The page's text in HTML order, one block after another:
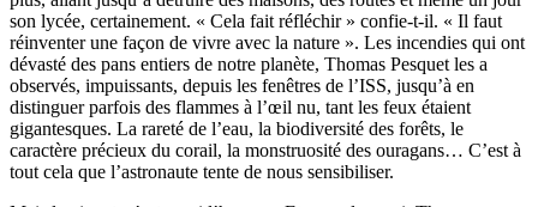
son lycée, certainement. « Cela fait réfléchir » confie-t-il. « Il faut
réinventer une façon de vivre avec la nature ». Les incendies qui ont
dévasté des pans entiers de notre planète, Thomas Pesquet les a
observés, impuissants, depuis les fenêtres de l’ISS, jusqu’à en
distinguer parfois des flammes à l’œil nu, tant les feux étaient
gigantesques. La rareté de l’eau, la biodiversité des forêts, le
caractère précieux du corail, la monstruosité des ouragans… C’est à
tout cela que l’astronaute tente de nous sensibiliser.